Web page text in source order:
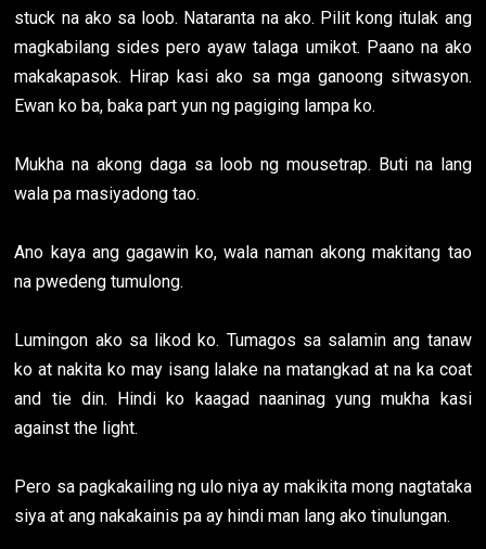
stuck na ako sa loob. Nataranta na ako. Pilit kong itulak ang
magkabilang sides pero ayaw talaga umikot. Paano na ako
makakapasok. Hirap kasi ako sa mga ganoong sitwasyon.
Ewan ko ba, baka part yun ng pagiging lampa ko.
Mukha na akong daga sa loob ng mousetrap. Buti na lang
wala pa masiyadong tao.
Ano kaya ang gagawin ko, wala naman akong makitang tao
na pwedeng tumulong.
Lumingon ako sa likod ko. Tumagos sa salamin ang tanaw
ko at nakita ko may isang lalake na matangkad at na ka coat
and tie din. Hindi ko kaagad naaninag yung mukha kasi
against the light.
Pero sa pagkakailing ng ulo niya ay makikita mong nagtataka
siya at ang nakakainis pa ay hindi man lang ako tinulungan.